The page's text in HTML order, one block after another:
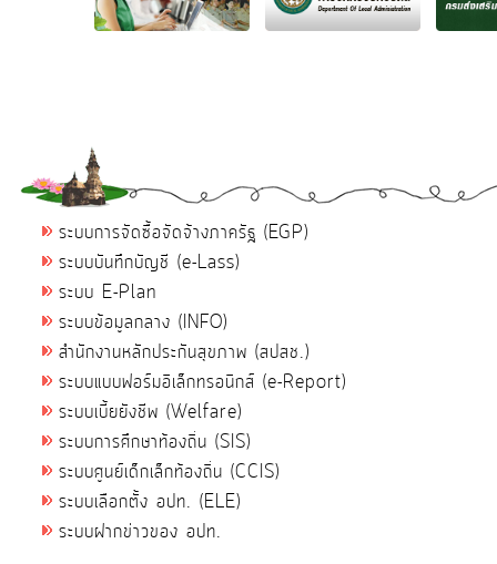
ระบบการจัดซื้อจัดจ้างภาครัฐ (EGP)
ระบบบันทึกบัญชี (e-Lass)
ระบบ E-Plan
ระบบข้อมูลกลาง (INFO)
สำนักงานหลักประกันสุขภาพ (สปสช.)
ระบบแบบฟอร์มอิเล็กทรอนิกส์ (e-Report)
ระบบเบี้ยยังชีพ (Welfare)
ระบบการศึกษาท้องถิ่น (SIS)
ระบบศูนย์เด็กเล็กท้องถิ่น (CCIS)
ระบบเลือกตั้ง อปท. (ELE)
ระบบฝากข่าวของ อปท.